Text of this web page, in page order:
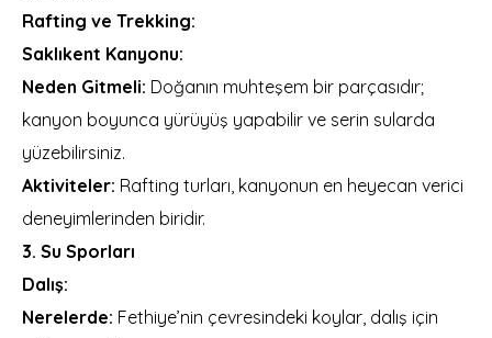
Rafting ve Trekking:
Saklıkent Kanyonu:
Neden Gitmeli: Doğanın muhteşem bir parçasıdır;
kanyon boyunca yürüyüş yapabilir ve serin sularda
yüzebilirsiniz.
Aktiviteler: Rafting turları, kanyonun en heyecan verici
deneyimlerinden biridir.
3. Su Sporları
Dalış:
Nerelerde: Fethiye’nin çevresindeki koylar, dalış için